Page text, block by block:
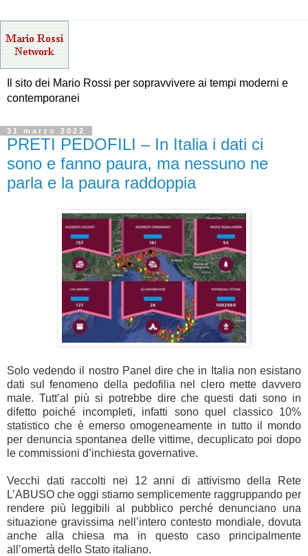
Il sito dei Mario Rossi per sopravvivere ai tempi moderni e
contemporanei
31 marzo 2022
PRETI PEDOFILI – In Italia i dati ci
sono e fanno paura, ma nessuno ne
parla e la paura raddoppia
Solo vedendo il nostro Panel dire che in Italia non esistano
dati sul fenomeno della pedofilia nel clero mette davvero
male. Tutt’al più si potrebbe dire che questi dati sono in
difetto poiché incompleti, infatti sono quel classico 10%
statistico che è emerso omogeneamente in tutto il mondo
per denuncia spontanea delle vittime, decuplicato poi dopo
le commissioni d’inchiesta governative.
Vecchi dati raccolti nei 12 anni di attivismo della Rete
L’ABUSO che oggi stiamo semplicemente raggruppando per
rendere più leggibili al pubblico perché denunciano una
situazione gravissima nell’intero contesto mondiale, dovuta
anche alla chiesa ma in questo caso principalmente
all’omertà dello Stato italiano.